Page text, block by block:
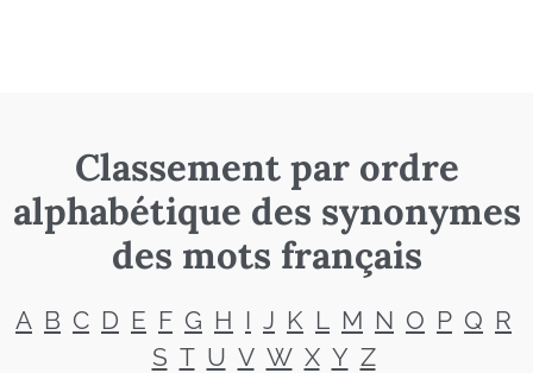
Classement par ordre
alphabétique des synonymes
des mots français
A B C D E F G H I J K L M N O P Q R
S T U V W X Y Z